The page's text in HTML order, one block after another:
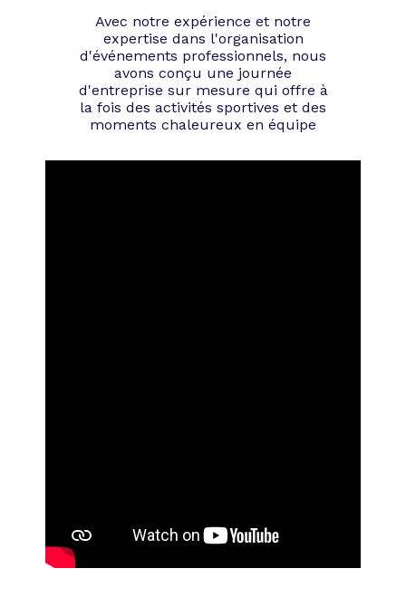
Avec notre expérience et notre
expertise dans l'organisation
d'événements professionnels, nous
avons conçu une journée
d'entreprise sur mesure qui offre à
la fois des activités sportives et des
moments chaleureux en équipe